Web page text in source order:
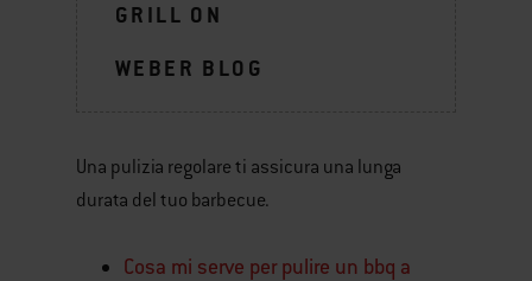
GRILL ON
WEBER BLOG
Una pulizia regolare ti assicura una lunga
durata del tuo barbecue.
Cosa mi serve per pulire un bbq a